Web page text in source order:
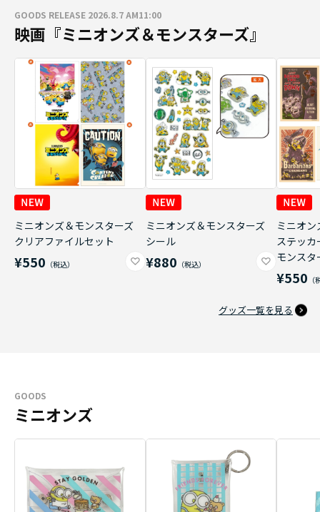
GOODS RELEASE 2026.8.7 AM11:00
映画『ミニオンズ＆モンスターズ』
ミニオンズ＆モンスターズ
クリアファイルセット
¥550
ミニオンズ＆モンスターズ
シール
¥880
ミニオ
ステッ
モンスタ
¥550
グッズ一覧を見る
GOODS
ミニオンズ